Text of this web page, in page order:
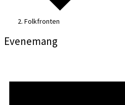
Folkfronten
Evenemang